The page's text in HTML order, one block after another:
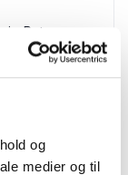
og
medier og til
Peter
humor og
kan bruge i